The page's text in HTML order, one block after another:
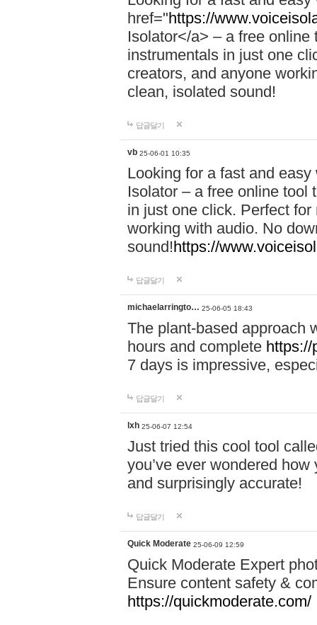
href="https://
Isolator</a> – a free
instrumentals in just one
creators, and anyone
clean, isolated sound!
답글달기
vb 25-06-01 10:35
Looking for a fast and
Isolator – a free online tool
in just one click. Perfect
working with audio. No
sound!https://
답글달기
michaelarringto… 25-06-05 18:43
The plant-based approach
hours and complete https://
7 days is impressive,
답글달기
lxh 25-06-07 12:54
Just tried this cool tool
you’ve ever wondered
and surprisingly accurate!
답글달기
Quick Moderate 25-06-09 12:59
Quick Moderate Expert
Ensure content safety &
https://quickmoderate.com/